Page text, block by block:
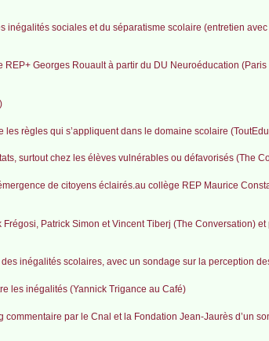
inégalités sociales et du séparatisme scolaire (entretien
Georges Rouault à partir du DU Neuroéducation
règles qui s’appliquent dans le domaine scolaire
surtout chez les élèves vulnérables ou défavorisés (The
de citoyens éclairés.au collège REP Maurice
Patrick Simon et Vincent Tiberj (The Conversation) et
inégalités scolaires, avec un sondage sur la perception
les inégalités (Yannick Trigance au Café)
par le Cnal et la Fondation Jean-Jaurès d’un